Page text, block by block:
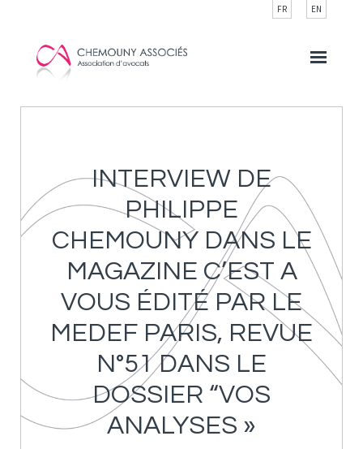
FR EN
INTERVIEW DE
PHILIPPE
CHEMOUNY DANS LE
MAGAZINE C’EST A
VOUS ÉDITÉ PAR LE
MEDEF PARIS, REVUE
N°51 DANS LE
DOSSIER “VOS
ANALYSES »